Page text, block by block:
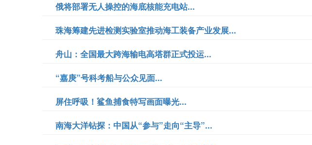
俄将部署无人操控的海底核能充电站...
珠海筹建先进检测实验室推动海工装备产业发展...
舟山：全国最大跨海输电高塔群正式投运...
“嘉庚”号科考船与公众见面...
屏住呼吸！鲨鱼捕食特写画面曝光...
南海大洋钻探：中国从“参与”走向“主导”...